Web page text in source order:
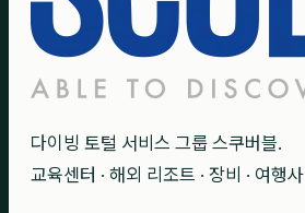
다이빙 토털 서비스 그룹 스쿠버블.
교육센터 · 해외 리조트 · 장비 · 여행사